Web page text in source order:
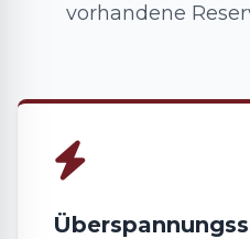
vorhandene